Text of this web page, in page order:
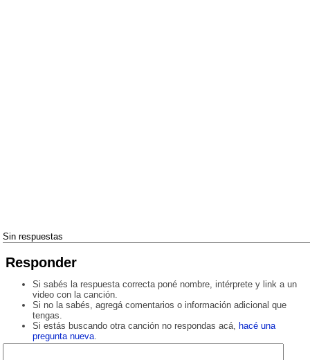
Sin respuestas
Responder
Si sabés la respuesta correcta poné nombre, intérprete y link a un
video con la canción.
Si no la sabés, agregá comentarios o información adicional que
tengas.
Si estás buscando otra canción no respondas acá, hacé una
pregunta nueva.